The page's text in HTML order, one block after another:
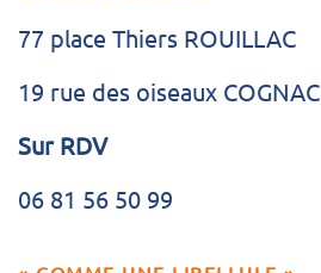
77 place Thiers ROUILLAC
19 rue des oiseaux COGNAC
Sur RDV
06 81 56 50 99